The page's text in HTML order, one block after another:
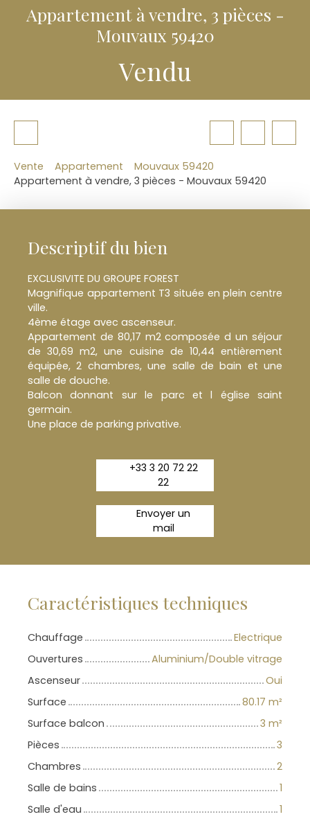
Appartement à vendre, 3 pièces -
Mouvaux 59420
Vendu
Vente Appartement
Mouvaux 59420
Appartement à vendre, 3 pièces - Mouvaux 59420
Descriptif du bien
EXCLUSIVITE DU GROUPE FOREST
Magnifique appartement T3 située en plein centre
ville.
4ème étage avec ascenseur.
Appartement de 80,17 m2 composée d un séjour
de 30,69 m2, une cuisine de 10,44 entièrement
équipée, 2 chambres, une salle de bain et une
salle de douche.
Balcon donnant sur le parc et l église saint
germain.
Une place de parking privative.
+33 3 20 72 22
22
Envoyer un
mail
Caractéristiques techniques
Chauffage
Electrique
Ouvertures
Aluminium/Double vitrage
Ascenseur
Oui
Surface
80.17 m²
Surface balcon
3 m²
Pièces
3
Chambres
2
Salle de bains
1
Salle d'eau
1